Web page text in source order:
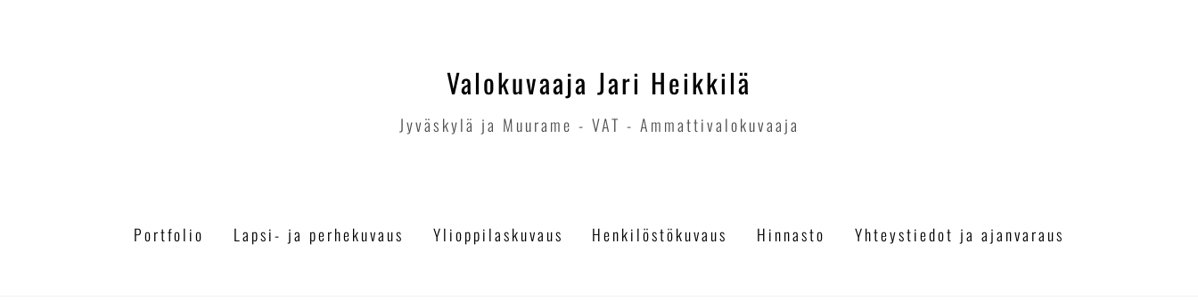
Valokuvaaja Jari Heikkilä
Jyväskylä ja Muurame - VAT - Ammattivalokuvaaja
Portfolio Lapsi- ja perhekuvaus Ylioppilaskuvaus Henkilöstökuvaus Hinnasto Yhteystiedot ja ajanvaraus